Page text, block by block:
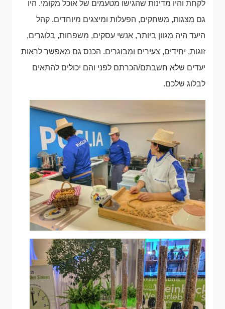
לקחת והיו מדינות שהגישו מטעמים של אוכל מקומי. היו
גם מצגות, משחקים, הפעלות ומיצגים מיוחדים. קהל
היעד היה מגוון ביותר, אנשי עסקים, משפחות, בלוגרים,
זוגות, יחידים, צעירים ומבוגרים. הכנס גם מאפשר לראות
יעדים שלא חשבתם/הכרתם לפני והם יכולים להתאים
לבלוג שלכם.